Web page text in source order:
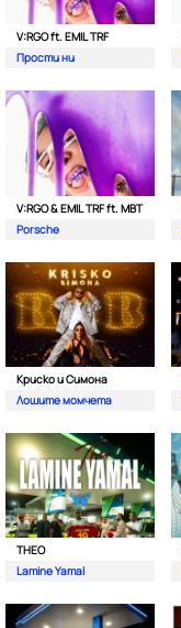
V:RGO ft. EMIL TRF
Прости ни
V:RGO & EMIL TRF ft. MBT
Porsche
Криско и Симона
Лошите момчета
THEO
Lamine Yamal